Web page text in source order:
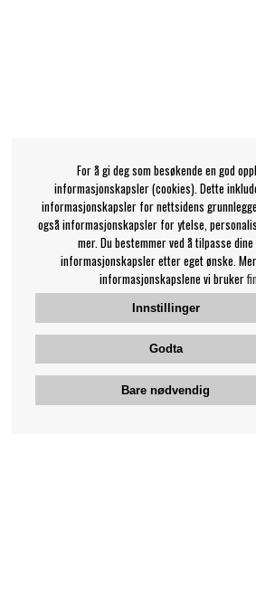
For å gi deg som besøkende en god
informasjonskapsler (cookies). Dette
informasjonskapsler for nettsidens
også informasjonskapsler for ytelse,
mer. Du bestemmer ved å tilpasse
informasjonskapsler etter eget ønske.
informasjonskapslene vi bruker
Innstillinger
Godta
Bare nødvendig